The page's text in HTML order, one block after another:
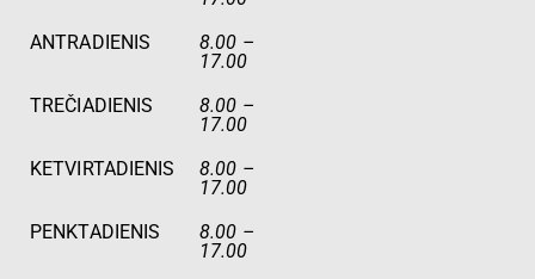
ANTRADIENIS
8.00 –
17.00
TREČIADIENIS
8.00 –
17.00
KETVIRTADIENIS
8.00 –
17.00
PENKTADIENIS
8.00 –
17.00